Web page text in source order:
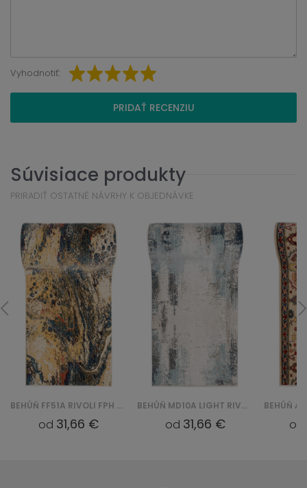
Vyhodnotiť:
PRIDAŤ RECENZIU
Súvisiace produkty
PRIRADIŤ OSTATNÉ NÁVRHY K OBJEDNÁVKE
BEHÚŇ FF51A RIVOLI FPH - BEŻOWY
od 31,66 €
BEHÚŇ MD10A LIGHT RIVOLI FRT - BEŻOWY
od 31,66 € od